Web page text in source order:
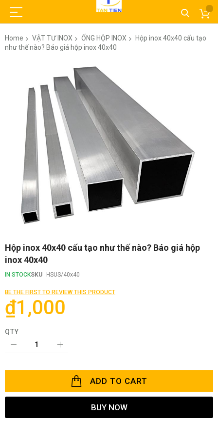
Home VẬT TƯ INOX ỐNG HỘP INOX
Hộp inox 40x40 cấu tạo
như thế nào? Báo giá hộp inox 40x40
Skip
the
of
images
gallery
Hộp inox 40x40 cấu tạo như thế nào? Báo giá hộp
inox 40x40
IN STOCKSKU HSUS/40x40
BE THE FIRST TO REVIEW THIS PRODUCT
₫1,000
QTY
ADD TO CART
BUY NOW